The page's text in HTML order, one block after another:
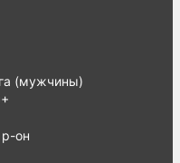
(мужчины)
он